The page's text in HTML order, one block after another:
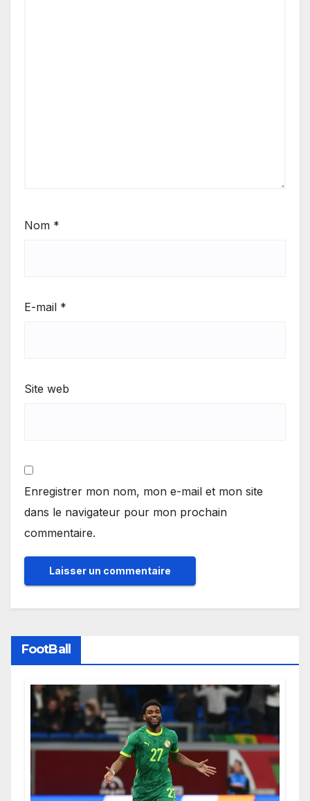
Nom *
E-mail *
Site web
Enregistrer mon nom, mon e-mail et mon site
dans le navigateur pour mon prochain
commentaire.
FootBall